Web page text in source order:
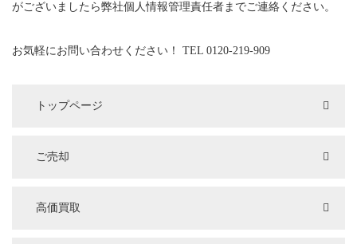
がございましたら弊社個人情報管理責任者までご連絡ください。
お気軽にお問い合わせください！ TEL 0120-219-909
トップページ
ご売却
高価買取